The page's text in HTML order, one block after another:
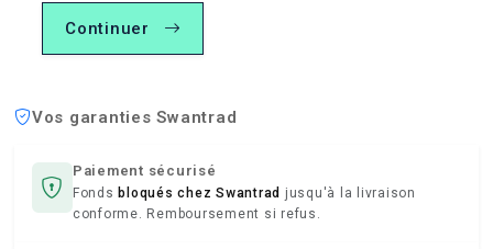
Continuer
Vos garanties Swantrad
Paiement sécurisé
Fonds bloqués chez Swantrad jusqu'à la livraison
conforme. Remboursement si refus.